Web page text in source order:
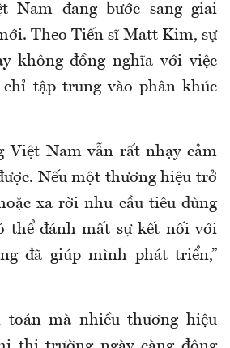
Nam đang bước sang giai
Theo Tiến sĩ Matt Kim, sự
không đồng nghĩa với việc
chỉ tập trung vào phân khúc
Việt Nam vẫn rất nhạy cảm
Nếu một thương hiệu trở
xa rời nhu cầu tiêu dùng
thể đánh mất sự kết nối với
đã giúp mình phát triển,”
mà nhiều thương hiệu